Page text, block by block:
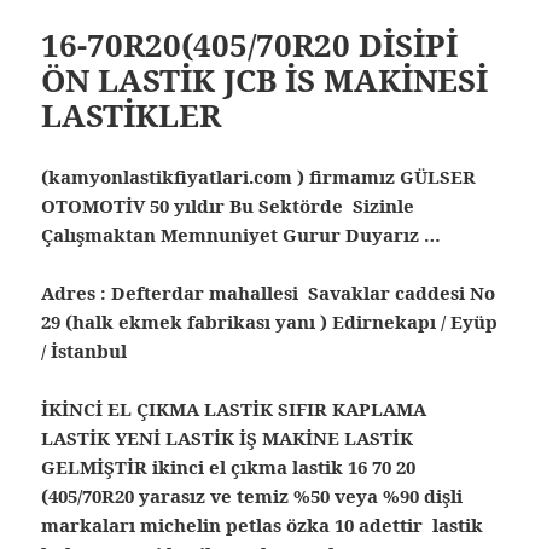
16-70R20(405/70R20 DİSİPİ
ÖN LASTİK JCB İS MAKİNESİ
LASTİKLER
(kamyonlastikfiyatlari.com ) firmamız GÜLSER
OTOMOTİV 50 yıldır Bu Sektörde Sizinle
Çalışmaktan Memnuniyet Gurur Duyarız …
Adres : Defterdar mahallesi Savaklar caddesi No
29 (halk ekmek fabrikası yanı ) Edirnekapı / Eyüp
/ İstanbul
İKİNCİ EL ÇIKMA LASTİK SIFIR KAPLAMA
LASTİK YENİ LASTİK İŞ MAKİNE LASTİK
GELMİŞTİR ikinci el çıkma lastik 16 70 20
(405/70R20 yarasız ve temiz %50 veya %90 dişli
markaları michelin petlas özka 10 adettir lastik